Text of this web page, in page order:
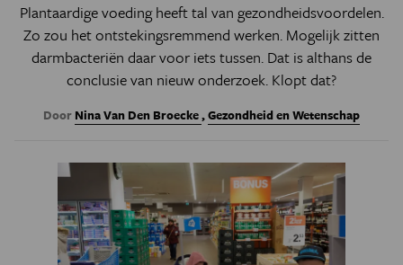
Plantaardige voeding heeft tal van gezondheidsvoordelen.
Zo zou het ontstekingsremmend werken. Mogelijk zitten
darmbacteriën daar voor iets tussen. Dat is althans de
conclusie van nieuw onderzoek. Klopt dat?
Door Nina Van Den Broecke,Gezondheid en Wetenschap